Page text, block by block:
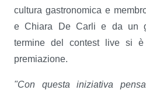
cultura gastronomica e
e Chiara De Carli e da un
termine del contest live si
premiazione.
"Con questa iniziativa